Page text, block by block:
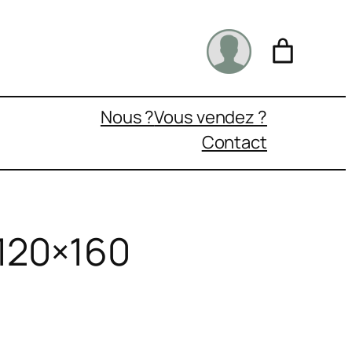
Nous ?Vous vendez ?
Contact